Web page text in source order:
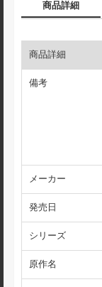
商品詳細
商品詳細
備考
メーカー
発売日
シリーズ
原作名